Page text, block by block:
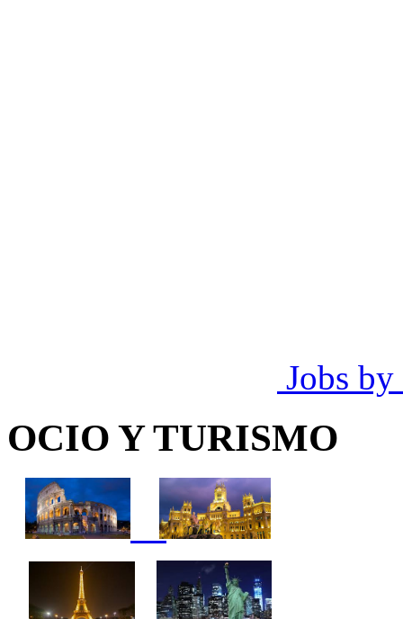
Jobs by
OCIO Y TURISMO